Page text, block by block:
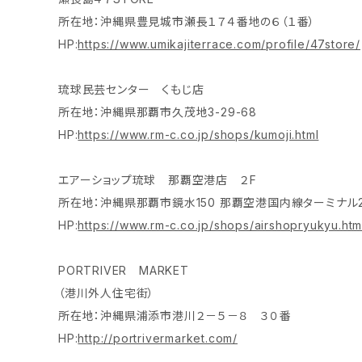
所在地：沖縄県豊見城市瀬長１７４番地の６（１番）
HP:https://www.umikajiterrace.com/profile/47store/
琉球民芸センター くもじ店
所在地：沖縄県那覇市久茂地3-29-68
HP:https://www.rm-c.co.jp/shops/kumoji.html
エアーショップ琉球 那覇空港店 ２F
所在地：沖縄県那覇市鏡水150 那覇空港国内線ターミナル
HP:https://www.rm-c.co.jp/shops/
PORTRIVER MARKET
（港川外人住宅街）
所在地：沖縄県浦添市港川２－５－８ ３０番
HP:http://portrivermarket.com/